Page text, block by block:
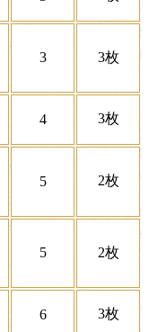
3 3枚
4 3枚
5 2枚
5 2枚
6 3枚